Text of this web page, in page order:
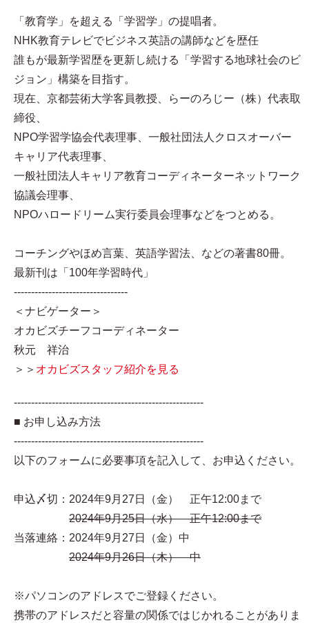
「教育学」を超える「学習学」の提唱者。
NHK教育テレビでビジネス英語の講師などを歴任
誰もが最新学習歴を更新し続ける「学習する地球社会のビ
ジョン」構築を目指す。
現在、京都芸術大学客員教授、らーのろじー（株）代表取
締役、
NPO学習学協会代表理事、一般社団法人クロスオーバー
キャリア代表理事、
一般社団法人キャリア教育コーディネーターネットワーク
協議会理事、
NPOハロードリーム実行委員会理事などをつとめる。
コーチングやほめ言葉、英語学習法、などの著書80冊。
最新刊は「100年学習時代」
---------------------------------
＜ナビゲーター＞
オカビズチーフコーディネーター
秋元 祥治
＞＞ オカビズスタッフ紹介を見る
-------------------------------------------------------
■ お申し込み方法
-------------------------------------------------------
以下のフォームに必要事項を記入して、お申込ください。
申込〆切：2024年9月27日（金） 正午12:00まで
2024年9月25日（水） 正午12:00まで
当落連絡：2024年9月27日（金）中
2024年9月26日（木） 中
※パソコンのアドレスでご登録ください。
携帯のアドレスだと容量の関係ではじかれることがありま